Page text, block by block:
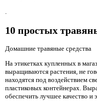
10 простых
Домашние травяные средства
На этикетках купленных в
выращиваются растения, не
находятся под воздействием
пластиковых контейнерах.
обеспечить лучшее качество